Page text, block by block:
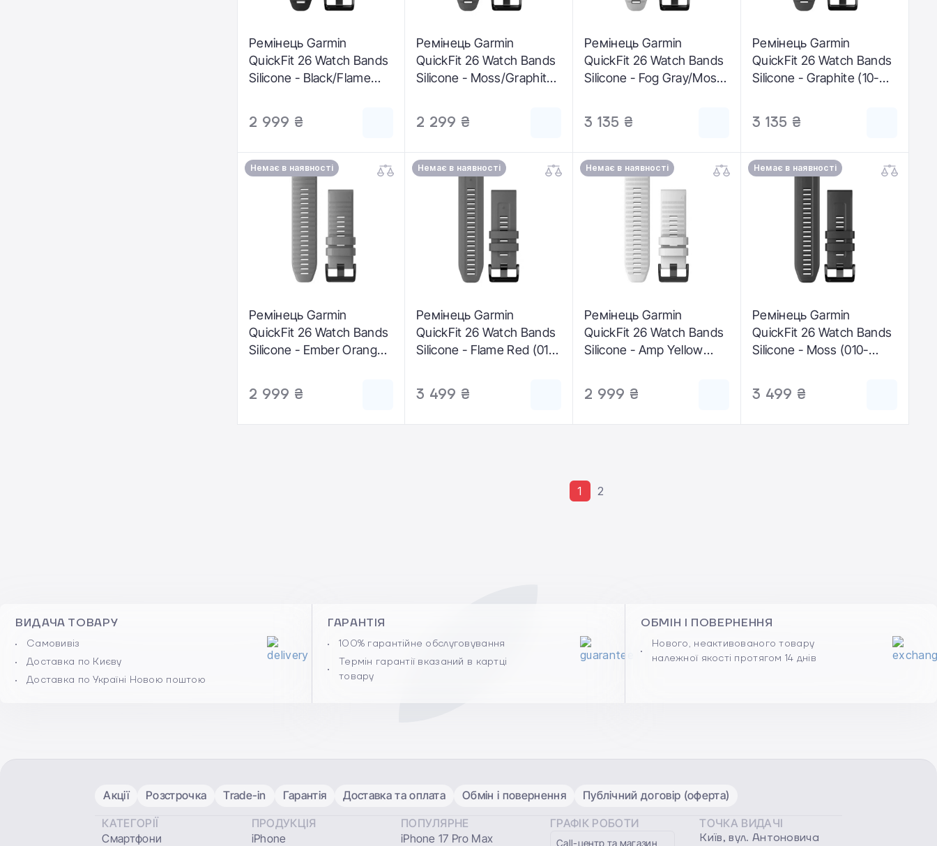
Ремінець Garmin
QuickFit 26 Watch Bands
Silicone - Black/Flame
2 999 ₴
Ремінець Garmin
QuickFit 26 Watch Bands
Silicone - Moss/Graphite
2 299 ₴
Ремінець Garmin
QuickFit 26 Watch Bands
Silicone - Fog Gray/Moss
3 135 ₴
Ремінець Garmin
QuickFit 26 Watch Bands
Silicone - Graphite (10-
3 135 ₴
Немає в наявності
Ремінець Garmin
QuickFit 26 Watch Bands
Silicone - Ember Orange
2 999 ₴
Немає в наявності
Ремінець Garmin
QuickFit 26 Watch Bands
Silicone - Flame Red (010-
3 499 ₴
Немає в наявності
Ремінець Garmin
QuickFit 26 Watch Bands
Silicone - Amp Yellow
2 999 ₴
Немає в наявності
Ремінець Garmin
QuickFit 26 Watch Bands
Silicone - Moss (010-
3 499 ₴
1 2
ВИДАЧА ТОВАРУ
Самовивіз
Доставка по Києву
Доставка по Україні Новою поштою
ГАРАНТІЯ
100% гарантійне обслуговування
Термін гарантії вказаний в картці
товару
ОБМІН І ПОВЕРНЕННЯ
Нового, неактивованого товару
належної якості протягом 14 днів
Акції Розстрочка Trade-in Гарантія Доставка та оплата Обмін і повернення Публічний договір (оферта)
КАТЕГОРІЇ
Смартфони
ПРОДУКЦІЯ
iPhone
ПОПУЛЯРНЕ
iPhone 17 Pro Max
ГРАФІК РОБОТИ
Сall-центр та магазин
ТОЧКА ВИДАЧІ
Київ, вул. Антоновича